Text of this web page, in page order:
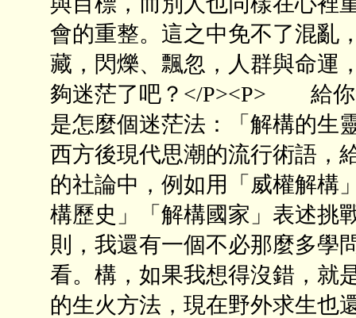
會的重整。這之中免不了混亂
藏，閃爍、飄忽，人群與命運
夠迷茫了吧？</P><P> 給你
是怎麼個迷茫法：「解構的生
西方後現代思潮的流行術語，
的社論中，例如用「威權解構
構歷史」「解構國家」表述挑
則，我還有一個不必那麼多學
看。構，如果我想得沒錯，就
的生火方法，現在野外求生也